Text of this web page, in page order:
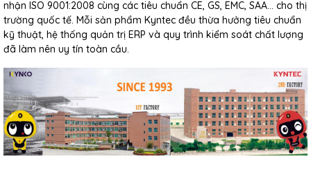
nhận ISO 9001:2008 cùng các tiêu chuẩn CE, GS, EMC, SAA… cho thị
trường quốc tế. Mỗi sản phẩm Kyntec đều thừa hưởng tiêu chuẩn
kỹ thuật, hệ thống quản trị ERP và quy trình kiểm soát chất lượng
đã làm nên uy tín toàn cầu.